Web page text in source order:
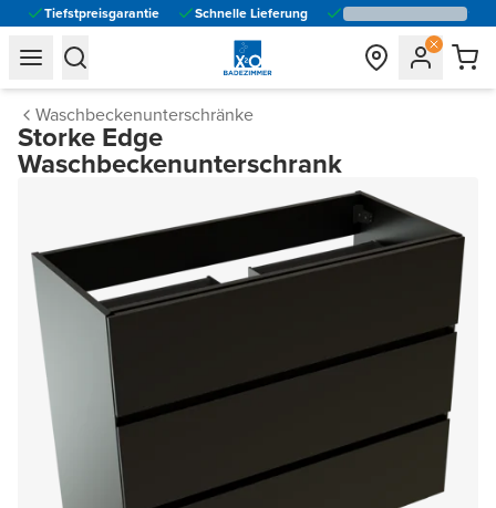
Tiefstpreisgarantie Schnelle Lieferung
general.navigation.toggle_menu.label
general.navigation.toggle_menu.label
Waschbeckenunterschränke
Storke Edge
Waschbeckenunterschrank